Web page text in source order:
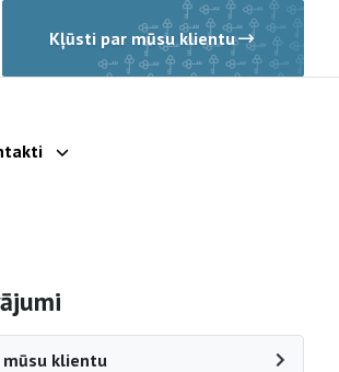
Kļūsti par mūsu klientu
Parādīt apakšizvēlni
klientu